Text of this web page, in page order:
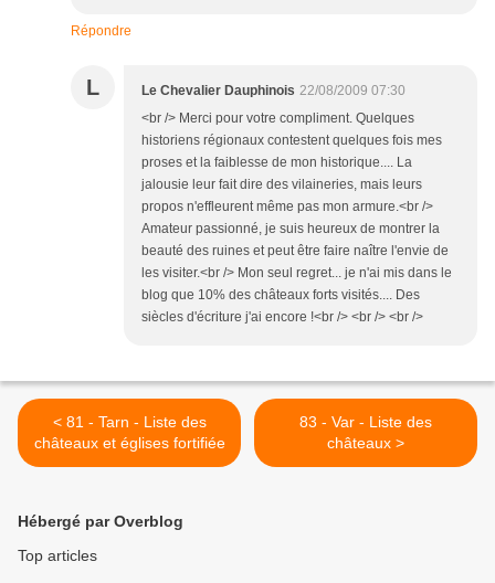
Répondre
L Le Chevalier Dauphinois 22/08/2009 07:30
<br /> Merci pour votre compliment. Quelques
historiens régionaux contestent quelques fois mes
proses et la faiblesse de mon historique.... La
jalousie leur fait dire des vilaineries, mais leurs
propos n'effleurent même pas mon armure.<br />
Amateur passionné, je suis heureux de montrer la
beauté des ruines et peut être faire naître l'envie de
les visiter.<br /> Mon seul regret... je n'ai mis dans le
blog que 10% des châteaux forts visités.... Des
siècles d'écriture j'ai encore !<br /> <br /> <br />
< 81 - Tarn - Liste des
châteaux et églises fortifiée
83 - Var - Liste des
châteaux >
Hébergé par Overblog
Top articles